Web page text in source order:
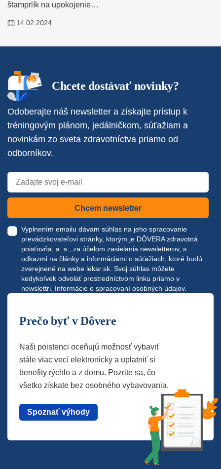
štamprlík na upokojenie…
14.02.2024
Chcete dostávať novinky?
Odoberajte náš newsletter a získajte prístup k
tréningovým plánom, jedálničkom, súťažiam a
novinkám zo sveta zdravotníctva priamo od
odborníkov.
Chcem newsletter
Vyplnením emailu dávam súhlas na jeho spracovanie
prevádzkovateľovi stránky, ktorým je DÔVERA zdravotná
poisťovňa, a. s., za účelom zasielania newsletterov, s
odkazmi na články a informáciami o súťažiach, ktoré budú
zverejnené na webe lekar.sk. Svoj súhlas môžete
kedykoľvek odvolať prostredníctvom linku priamo v
newslettri. Informácie o spracovaní osobných údajov.
Prečo byť v Dôvere
Naši poistenci oceňujú možnosť vybaviť
stále viac vecí elektronicky a uplatniť si
benefity rýchlo a z domu. Pozrite sa, čo
všetko získate bez osobného vybavovania.
Spoznať výhody